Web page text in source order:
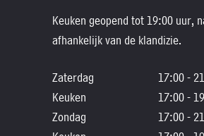
Keuken geopend tot 19:00 uur,
afhankelijk van de klandizie.
Zaterdag
17:00 -
Keuken
17:00 -
Zondag
17:00 -